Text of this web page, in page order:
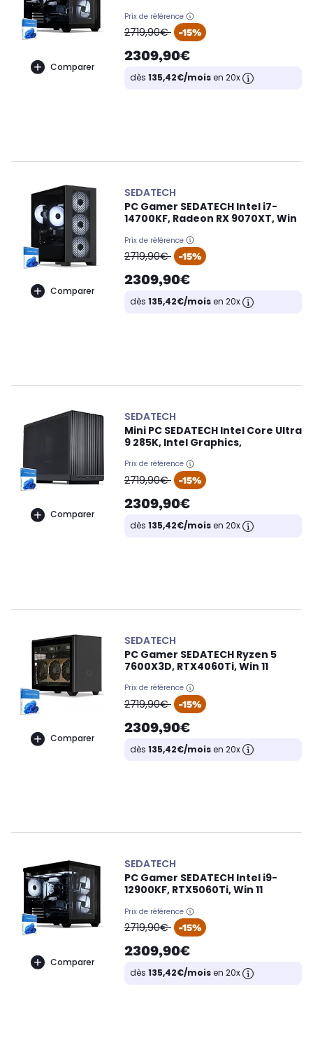
Comparer
Prix de référence
oldPrice
2719,90€ -15%
2309,90€
dès 135,42€/moisen 20x
Comparer
SEDATECH
PC Gamer SEDATECH Intel i7-
14700KF, Radeon RX 9070XT, Win
Prix de référence
oldPrice
2719,90€ -15%
2309,90€
dès 135,42€/moisen 20x
Comparer
SEDATECH
Mini PC SEDATECH Intel Core Ultra
9 285K, Intel Graphics,
Prix de référence
oldPrice
2719,90€ -15%
2309,90€
dès 135,42€/moisen 20x
Comparer
SEDATECH
PC Gamer SEDATECH Ryzen 5
7600X3D, RTX4060Ti, Win 11
Prix de référence
oldPrice
2719,90€ -15%
2309,90€
dès 135,42€/moisen 20x
Comparer
SEDATECH
PC Gamer SEDATECH Intel i9-
12900KF, RTX5060Ti, Win 11
Prix de référence
oldPrice
2719,90€ -15%
2309,90€
dès 135,42€/moisen 20x